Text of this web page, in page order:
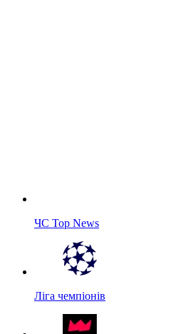
ЧС Top News
Ліга чемпіонів